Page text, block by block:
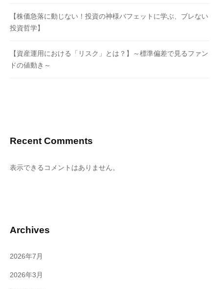
【株価急落に動じない！投資の神様バフェットに学ぶ、ブレない
投資哲学】
【資産運用における「リスク」とは？】～標準偏差で見るファン
ドの値動き～
Recent Comments
表示できるコメントはありません。
Archives
2026年7月
2026年3月